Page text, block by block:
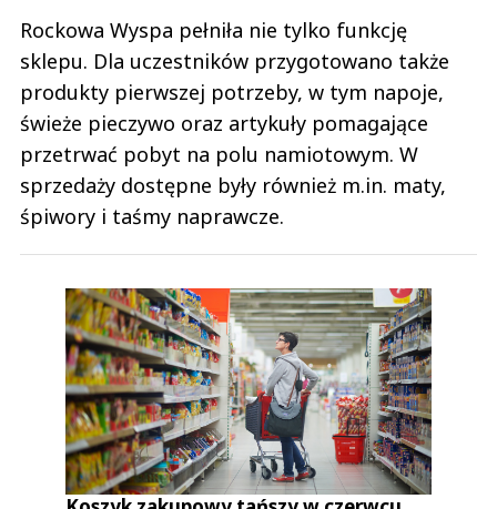
Rockowa Wyspa pełniła nie tylko funkcję
sklepu. Dla uczestników przygotowano także
produkty pierwszej potrzeby, w tym napoje,
świeże pieczywo oraz artykuły pomagające
przetrwać pobyt na polu namiotowym. W
sprzedaży dostępne były również m.in. maty,
śpiwory i taśmy naprawcze.